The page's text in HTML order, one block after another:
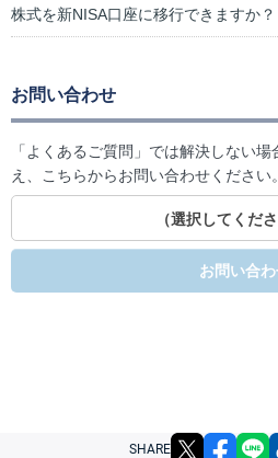
株式を新NISA口座に移行できますか？
お問い合わせ
「よくあるご質問」では解決しない
え、こちらからお問い合わせください。
（選択してくださ
お問い合
SHARE X